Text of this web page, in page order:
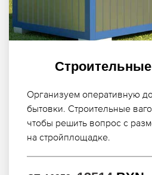
Организуем оперативную
бытовки. Строительные
чтобы решить вопрос с
на стройплощадке.